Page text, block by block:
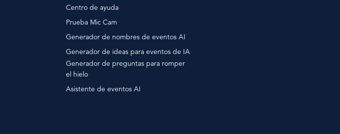
Centro de ayuda
Prueba Mic Cam
Generador de nombres de eventos AI
Generador de ideas para eventos de IA
Generador de preguntas para romper
el hielo
Asistente de eventos AI